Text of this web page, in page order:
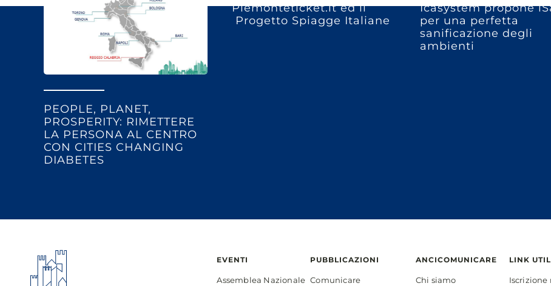
PEOPLE, PLANET,
PROSPERITY: RIMETTERE
LA PERSONA AL CENTRO
CON CITIES CHANGING
DIABETES
Piemonteticket.it ed il
Progetto Spiagge Italiane
Icasystem propone
per una perfetta
sanificazione degli
ambienti
EVENTI
Assemblea Nazionale
PUBBLICAZIONI
Comunicare
ANCICOMUNICARE
Chi siamo
LINK
Iscrizione